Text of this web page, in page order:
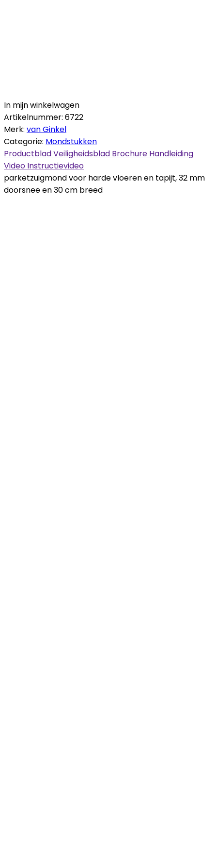
In mijn winkelwagen
Artikelnummer: 6722
Merk: van Ginkel
Categorie: Mondstukken
ProductbladVeiligheidsblad Brochure Handleiding
Video Instructievideo
parketzuigmond voor harde vloeren en tapijt, 32 mm
doorsnee en 30 cm breed